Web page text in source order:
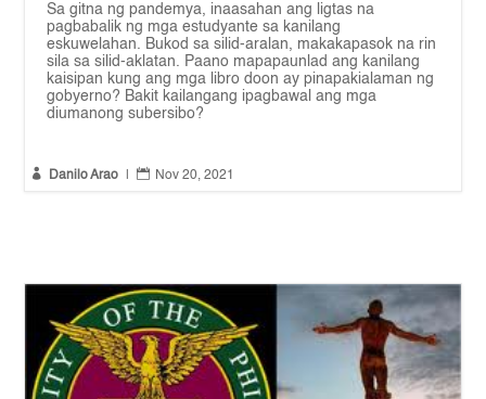
Sa gitna ng pandemya, inaasahan ang ligtas na
pagbabalik ng mga estudyante sa kanilang
eskuwelahan. Bukod sa silid-aralan, makakapasok na rin
sila sa silid-aklatan. Paano mapapaunlad ang kanilang
kaisipan kung ang mga libro doon ay pinapakialaman ng
gobyerno? Bakit kailangang ipagbawal ang mga
diumanong subersibo?
 Danilo Arao  Nov 20, 2021